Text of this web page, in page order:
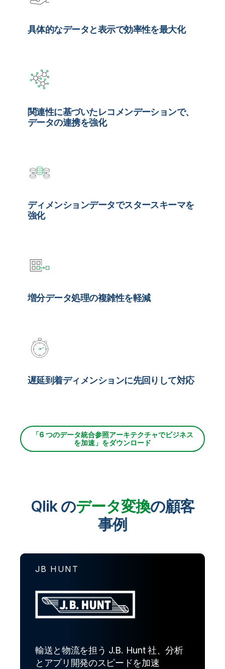
具体的なデータと表示で効率性を最大化
関連性に基づいたレコメンデーションで、
データの連携を強化
ディメンションデータでスタースキーマを
強化
増分データ処理の複雑性を軽減
遅延到着ディメンションに先回りして対応
「6 つのデータ統合参照アーキテクチャでビジネス
を加速」をダウンロード
Qlik のデータ変換の顧客
事例
JB HUNT
輸送と物流を担う J.B. Hunt 社、分析
とアプリ開発のスピードを加速